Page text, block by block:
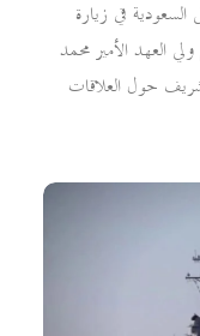
في زيارة
العهد الأمير محمد
حول العلاقات